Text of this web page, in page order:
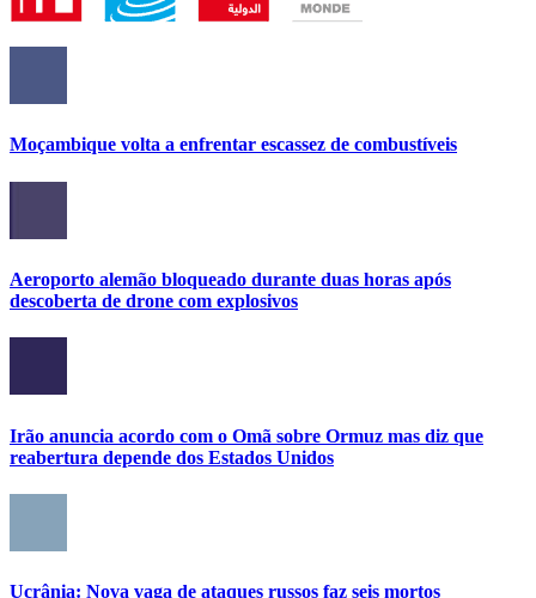
Moçambique volta a enfrentar escassez de combustíveis
Aeroporto alemão bloqueado durante duas horas após
descoberta de drone com explosivos
Irão anuncia acordo com o Omã sobre Ormuz mas diz que
reabertura depende dos Estados Unidos
Ucrânia: Nova vaga de ataques russos faz seis mortos